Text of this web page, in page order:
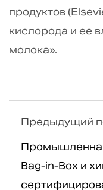
продуктов
кислорода и ее
молока».
Предыдущий
Bag-in-Box и